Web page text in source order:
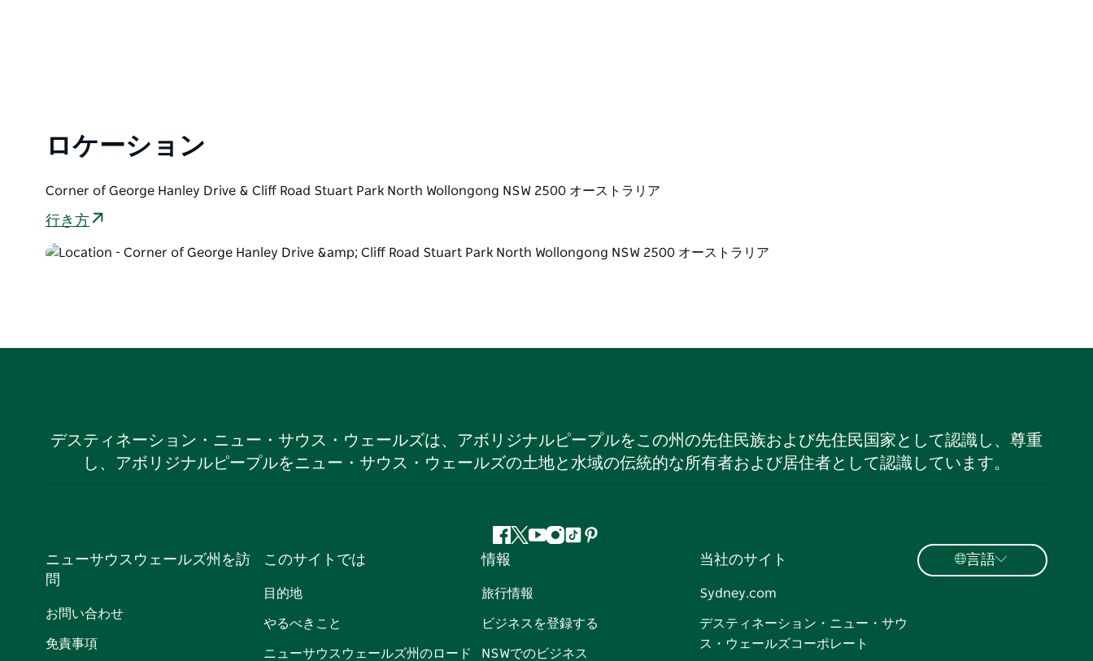
ロケーション
Corner of George Hanley Drive & Cliff Road Stuart Park North Wollongong NSW 2500 オーストラリア
行き方
デスティネーション・ニュー・サウス・ウェールズは、アボリジナルピープルをこの州の先住民族および先住民国家として認識し、尊重
し、アボリジナルピープルをニュー・サウス・ウェールズの土地と水域の伝統的な所有者および居住者として認識しています。
フ
ェ
イ
ス
ブ
ッ
ツ
ッ
ー
ユ
ー
ブ
イ
グ
ラ
テ
ト
ピ
ス
ニューサウスウェールズ州を訪
問
お問い合わせ
免責事項
このサイトでは
目的地
やるべきこと
ニューサウスウェールズ州のロード
情報
旅行情報
ビジネスを登録する
NSWでのビジネス
当社のサイト
Sydney.com
デスティネーション・ニュー・サウ
ス・ウェールズコーポレート
言語